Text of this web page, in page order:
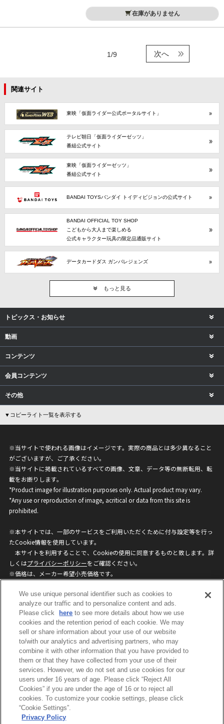
在庫がありません
1/9 次へ
関連サイト
東映「仮面ライダー公式ポータルサイト」
テレビ朝日「仮面ライダーゼッツ」
番組公式サイト
東映「仮面ライダーゼッツ」
番組公式サイト
BANDAI TOYSバンダイ トイディビジョンの公式サイト
BANDAI OFFICIAL TOY SHOP
こどもから大人まで楽しめる
公式キャラクター玩具の限定品通販サイト
データカードダス ガンバレジェンズ
もっと見る
トピックス・お知らせ
動画
コンテンツ
会員コンテンツ
その他
▼コピーライト一覧を表示する
※当サイトで使われる画像はイメージです。実際の商品とは多少異なること
がございますが、ご了承ください。
※当サイトに掲載されているすべての画像、文章、データ等の無断転用、転
載をお断りします。
*Product image for illustration purposes only. Actual product may vary.
*Any use or reproduction of image, acritical or data from this site is
prohibited.
※本サイトでは、一部のサービスをご利用いただくために付与設定等を行っ
たCookie情報を使用しています。
本サイトを利用することで、Cookieの使用に同意するものと致します。詳
しくはプライバシーポリシーをご確認ください。
※価格は、メーカー希望小売価格です。
ざいますのでご了承ください。
privacypolicy
Do Not Sell or Share My
Personal Information
ウェブサイトご利用条件
ソーシャルメディアポリシー
個人情報保護方針
お問い合わせ
©BANDAI
We use unique personal identifier such as cookies to
analyze our traffic and to personalize content and ads.
Please click
here to see more details about how we use
cookies and the retention period of each cookie. We may
sell or share information about your use of our website
to/with our analytics and advertising partners, who may
combine it with other information that you have provided to
them or that they have collected from your use of their
services. However, we do not set and use cookies for our
users under 16 years of age. Please click “Reject All
Cookies” if you are under the age of 16 or to reject all
cookies. To customize your cookie settings, please click
“Cookie Settings”.
Privacy Policy